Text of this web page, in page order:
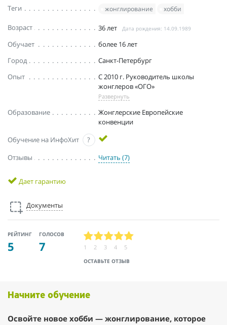
Теги жонглирование хобби
Возраст 36 лет Дата рождения: 14.09.1989
Обучает
более 16 лет
Город
Санкт-Петербург
Опыт
С 2010 г. Руководитель школы
жонглеров «ОГО»
Развернуть
Образование
Жонглерские Европейские
конвенции
Обучение на ИнфоХит
?
Отзывы
Читать (7)
Дает гарантию
Документы
РЕЙТИНГ
5
ГОЛОСОВ
7
ОСТАВЬТЕ ОТЗЫВ
1 2 3 4 5
Начните обучение
Освойте новое хобби — жонглирование, которое